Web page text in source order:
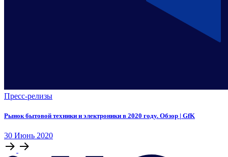
Пресс-релизы
Рынок бытовой техники и электроники в 2020 году. Обзор | GfK
30 Июнь 2020